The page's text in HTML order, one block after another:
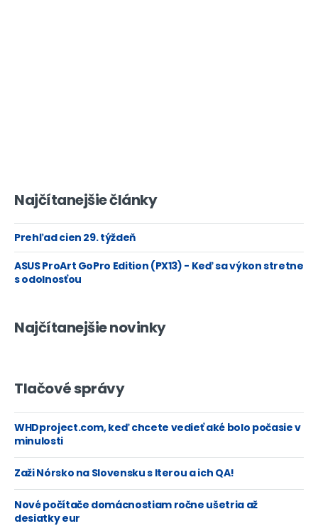
Najčítanejšie články
Prehľad cien 29. týždeň
ASUS ProArt GoPro Edition (PX13) - Keď sa výkon stretne
s odolnosťou
Najčítanejšie novinky
Tlačové správy
WHDproject.com, keď chcete vedieť aké bolo počasie v
minulosti
Zaži Nórsko na Slovensku s Iterou a ich QA!
Nové počítače domácnostiam ročne ušetria až
desiatky eur